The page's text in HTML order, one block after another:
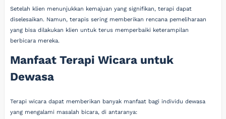
Setelah klien menunjukkan kemajuan yang signifikan, terapi dapat
diselesaikan. Namun, terapis sering memberikan rencana pemeliharaan
yang bisa dilakukan klien untuk terus memperbaiki keterampilan
berbicara mereka.
Manfaat Terapi Wicara untuk
Dewasa
Terapi wicara dapat memberikan banyak manfaat bagi individu dewasa
yang mengalami masalah bicara, di antaranya: